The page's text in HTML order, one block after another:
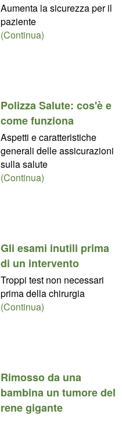
Aumenta la sicurezza per il
paziente
(Continua)
Polizza Salute: cos'è e
come funziona
Aspetti e caratteristiche
generali delle assicurazioni
sulla salute
(Continua)
Gli esami inutili prima
di un intervento
Troppi test non necessari
prima della chirurgia
(Continua)
Rimosso da una
bambina un tumore del
rene gigante